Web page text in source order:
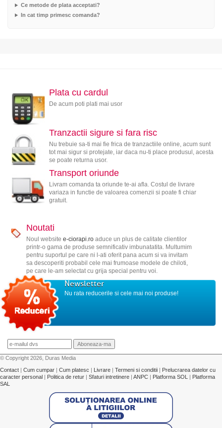
Ce metode de plata acceptati?
In cat timp primesc comanda?
Plata cu cardul
De acum poti plati mai usor
Tranzactii sigure si fara risc
Nu trebuie sa-ti mai fie frica de tranzactiile online, acum sunt
tot mai sigur si protejate, iar daca nu-ti place produsul, acesta
se poate returna usor.
Transport oriunde
Livram comanda ta oriunde te-ai afla. Costul de livrare
variaza in functie de valoarea comenzii si poate fi chiar
gratuit.
Noutati
Noul website e-ciorapi.roaduce un plus de calitate clientilor
printr-o gama de produse semnificativ imbunatatita. Multumim
pentru suportul pe care ni l-ati oferit pana acum si va invitam
sa descoperiti probabil cele mai frumoase modele de chiloti,
pe care le-am selectat cu grija special pentru voi.
Newsletter
Nu rata reducerile si cele mai noi produse!
© Copyright 2026, Duras Media
Contact | Cum cumpar | Cum platesc | Livrare | Termeni si conditii | Prelucrarea datelor cu
caracter personal | Politica de retur | Sfaturi intretinere | ANPC | Platforma SOL | Platforma
SAL